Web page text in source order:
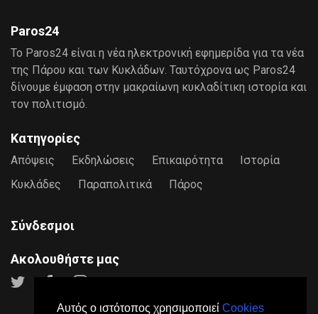
Αυτός ο ιστότοπος χρησιμοποιεί Cookies
Paros24
Το Paros24 είναι η νέα ηλεκτρονική εφημερίδα για τα νέα
της Πάρου και των Κυκλάδων. Ταυτόχρονα ως Paros24
δίνουμε έμφαση στην μακραίωνη κυκλαδίτικη ιστορία και
τον πολιτισμό.
Κατηγορίες
Απόψεις Εκδηλώσεις Επικαιρότητα
Ιστορία
Κυκλάδες
Παραπολιτικά Πάρος
Σύνδεσμοι
Ακολουθήστε μας